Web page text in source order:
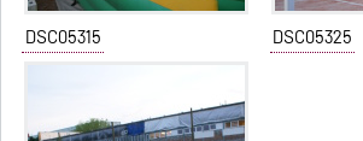
DSC05315 DSC05325